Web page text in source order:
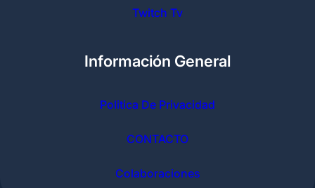
Twitch Tv
Información General
Politica De Privacidad
CONTACTO
Colaboraciones